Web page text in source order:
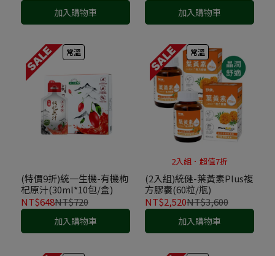
加入購物車 加入購物車
常溫
(特價9折)統一生機-有機枸
杞原汁(30ml*10包/盒)
NT$648NT$720
加入購物車
常溫
2入組．超值7折
(2入組)統健-葉黃素Plus複
方膠囊(60粒/瓶)
NT$2,520NT$3,600
加入購物車